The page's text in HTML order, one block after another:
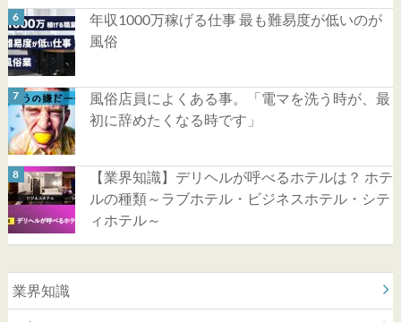
年収1000万稼げる仕事 最も難易度が低いのが
風俗
風俗店員によくある事。「電マを洗う時が、最
初に辞めたくなる時です」
【業界知識】デリヘルが呼べるホテルは？ ホテ
ルの種類～ラブホテル・ビジネスホテル・シテ
ィホテル～
業界知識